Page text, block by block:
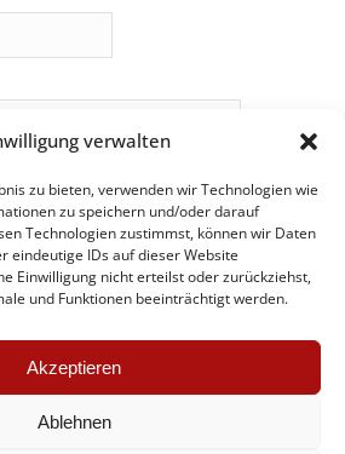
verwalten
zu bieten, verwenden wir Technologien wie
zu speichern und/oder darauf
Technologien zustimmst, können wir Daten
eindeutige IDs auf dieser Website
Einwilligung nicht erteilst oder zurückziehst,
und Funktionen beeinträchtigt werden.
Akzeptieren
Ablehnen